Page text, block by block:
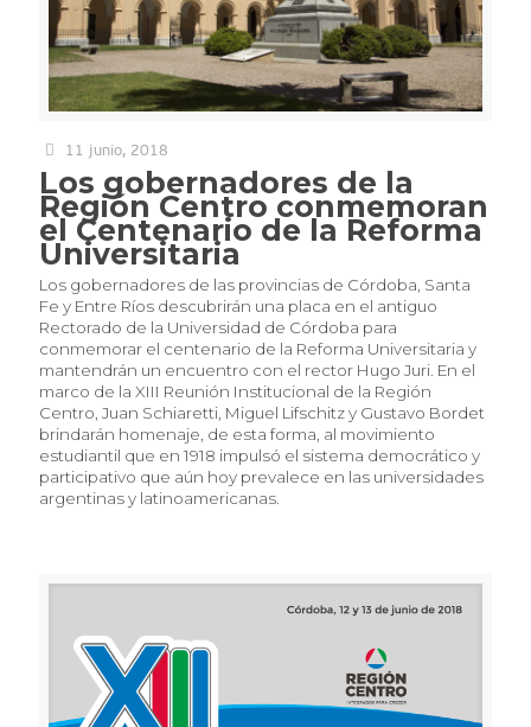
11 junio, 2018
Los gobernadores de la
Región Centro conmemoran
el Centenario de la Reforma
Universitaria
Los gobernadores de las provincias de Córdoba, Santa
Fe y Entre Ríos descubrirán una placa en el antiguo
Rectorado de la Universidad de Córdoba para
conmemorar el centenario de la Reforma Universitaria y
mantendrán un encuentro con el rector Hugo Juri. En el
marco de la XIII Reunión Institucional de la Región
Centro, Juan Schiaretti, Miguel Lifschitz y Gustavo Bordet
brindarán homenaje, de esta forma, al movimiento
estudiantil que en 1918 impulsó el sistema democrático y
participativo que aún hoy prevalece en las universidades
argentinas y latinoamericanas.